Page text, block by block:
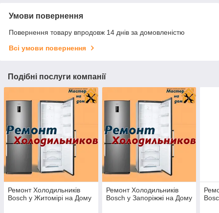
Умови повернення
Повернення товару впродовж 14 днів за домовленістю
Всі умови повернення
Подібні послуги компанії
Ремонт Холодильників
Bosch у Житомірі на Дому
Ремонт Холодильників
Bosch у Запоріжжі на Дому